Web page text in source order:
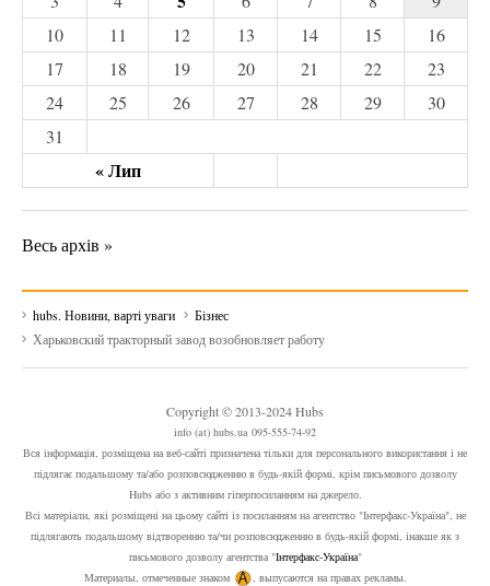
« Лип
10
11 12 13 14 15
16
17
18 19 20 21 22
23
24
25 26 27 28 29
30
31
Весь архів »
hubs. Новини, варті уваги
Бізнес
Харьковский тракторный завод возобновляет работу
Copyright © 2013-2024 Hubs
info (at) hubs.ua 095-555-74-92
Вся інформація, розміщена на веб-сайті призначена тільки для персонального використання і не
підлягає подальшому та/або розповсюдженню в будь-якій формі, крім письмового дозволу
Hubs або з активним гіперпосиланням на джерело.
Всі матеріали, які розміщені на цьому сайті із посиланням на агентство "Інтерфакс-Україна", не
підлягають подальшому відтворенню та/чи розповсюдженню в будь-якій формі, інакше як з
письмового дозволу агентства "Інтерфакс-Україна"
Материалы, отмеченные знаком
, выпусаются на правах рекламы.